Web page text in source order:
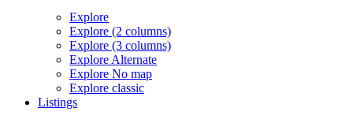
Explore
Explore (2 columns)
Explore (3 columns)
Explore Alternate
Explore No map
Explore classic
Listings